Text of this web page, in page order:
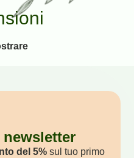
del 5% sul tuo primo